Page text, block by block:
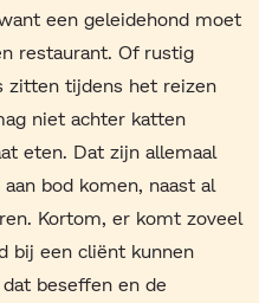
een geleidehond moet
restaurant. Of rustig
zitten tijdens het reizen
niet achter katten
eten. Dat zijn allemaal
bod komen, naast al
Kortom, er komt zoveel
bij een cliënt kunnen
beseffen en de